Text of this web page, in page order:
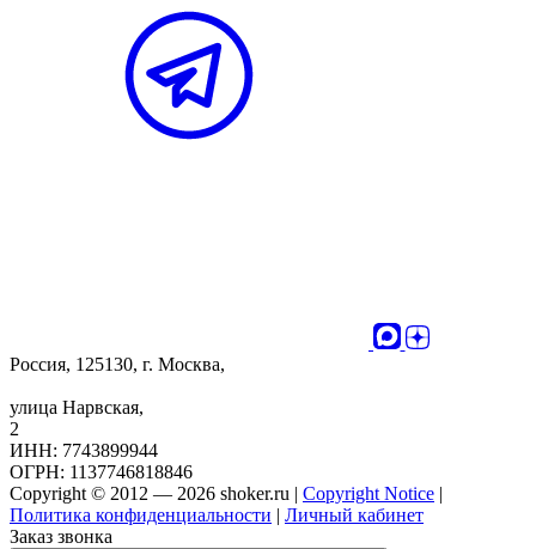
Россия, 125130, г. Москва,
улица Нарвская,
2
ИНН: 7743899944
ОГРН: 1137746818846
Copyright © 2012 — 2026 shoker.ru | Copyright Notice |
Политика конфиденциальности | Личный кабинет
Заказ звонка